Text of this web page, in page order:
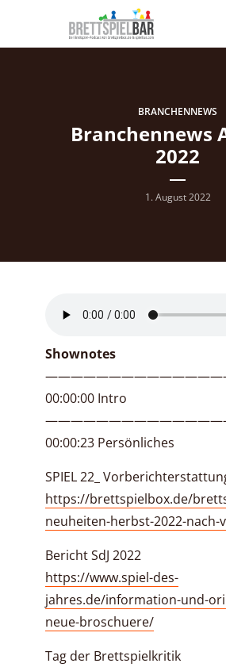
BRANCHENNEWS
Branchennews
2022
1. August 2022
Shownotes
00:00:00 Intro
00:00:23 Persönliches
SPIEL 22_
https://brettspielbox.de/
neuheiten-herbst-2022-nach-
Bericht SdJ 2022
https://www.spiel-des-
jahres.de/information-und-
neue-broschuere/
Tag der Brettspielkritik